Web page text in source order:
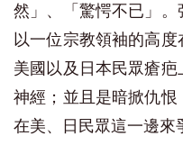
然」、「驚愕不已」
以一位宗教領袖的高
美國以及日本民眾瘡
神經；並且是暗掀仇
在美、日民眾這一邊來